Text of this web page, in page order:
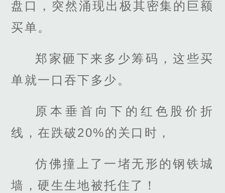
盘口，突然涌现出极其密集的巨额
买单。
郑家砸下来多少筹码，这些买
单就一口吞下多少。
原本垂首向下的红色股价折
线，在跌破20%的关口时，
仿佛撞上了一堵无形的钢铁城
墙，硬生生地被托住了！